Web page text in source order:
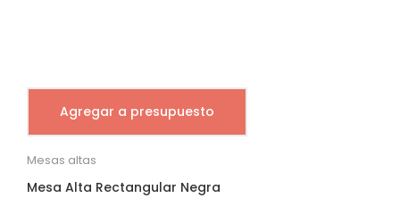
Agregar a presupuesto
Mesas altas
Mesa Alta Rectangular Negra